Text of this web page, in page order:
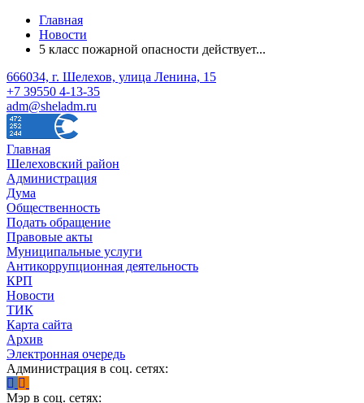
Главная
Новости
5 класс пожарной опасности действует...
666034, г. Шелехов, улица Ленина, 15
+7 39550 4-13-35
adm@sheladm.ru
Главная
Шелеховский район
Администрация
Дума
Общественность
Подать обращение
Правовые акты
Муниципальные услуги
Антикоррупционная деятельность
КРП
Новости
ТИК
Карта сайта
Архив
Электронная очередь
Администрация в соц. сетях:
Мэр в соц. сетях: